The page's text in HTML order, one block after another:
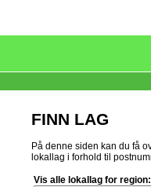
FINN LAG
På denne siden kan du få
lokallag i forhold til
Vis alle lokallag for region: